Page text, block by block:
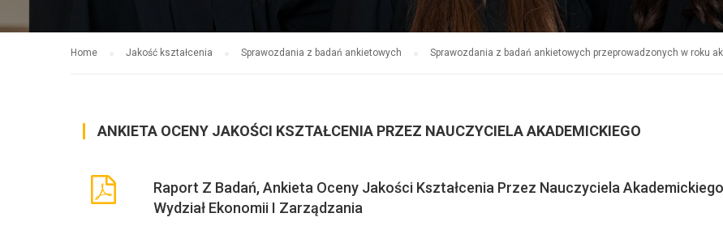
Home Jakość kształcenia Sprawozdania z badań ankietowych Sprawozdania z badań ankietowych przeprowadzonych w roku
ANKIETA OCENY JAKOŚCI KSZTAŁCENIA PRZEZ NAUCZYCIELA AKADEMICKIEGO
Raport Z Badań, Ankieta Oceny Jakości Kształcenia Przez Nauczyciela
Wydział Ekonomii I Zarządzania